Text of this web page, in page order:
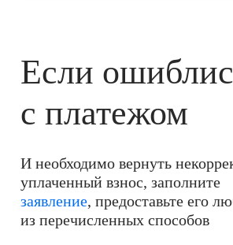
Если
с платежом
И необходимо вернуть
уплаченный взнос, заполните
заявление, предоставьте его
из перечисленных способов